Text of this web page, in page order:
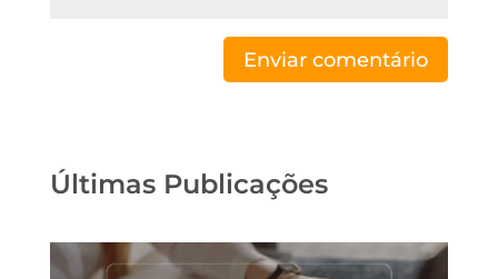
Enviar comentário
Últimas Publicações